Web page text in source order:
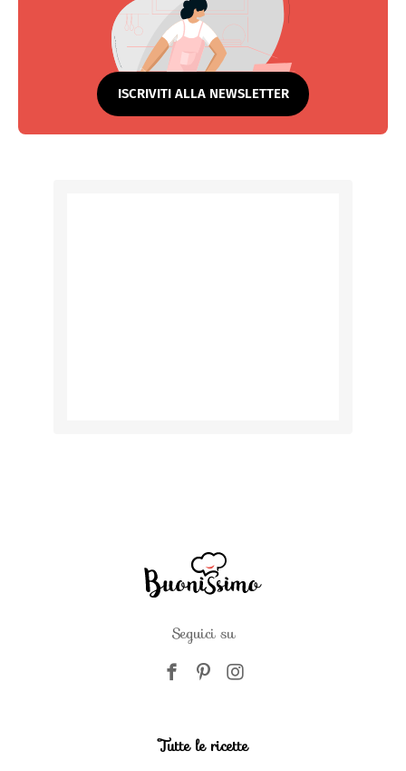
ISCRIVITI ALLA NEWSLETTER
Seguici su
Tutte le ricette